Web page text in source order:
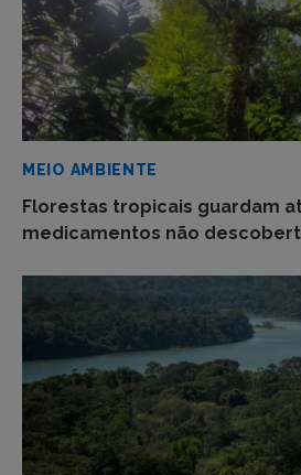
MEIO AMBIENTE
Florestas tropicais guardam
medicamentos não